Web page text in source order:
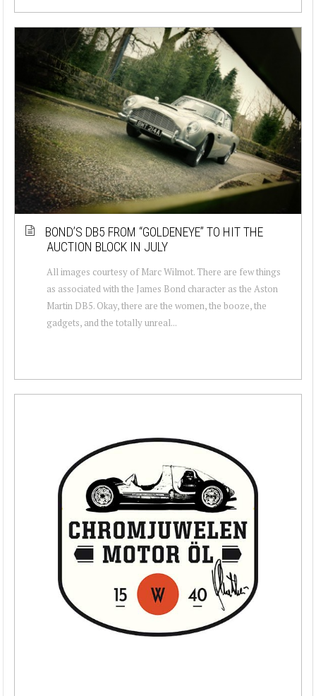
BOND’S DB5 FROM “GOLDENEYE” TO HIT THE
AUCTION BLOCK IN JULY
All images courtesy of Marc Wilmot. There are few things
as associated with the James Bond character as the Aston
Martin DB5. Okay, there are the women, the booze, the
gadgets, and the totally unreal...